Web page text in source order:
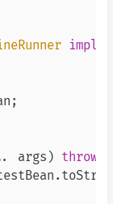
args) throws